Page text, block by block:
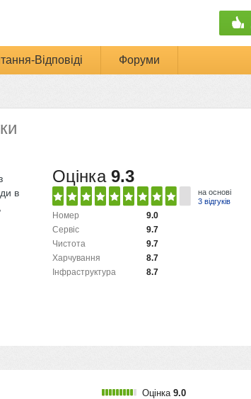
Відповіді Форуми
Оцінка 9.3
на основі
3 відгуків
9.0
Номер
9.7
Сервіс
9.7
Чистота
8.7
Харчування
8.7
Інфраструктура
в
Оцінка 9.0